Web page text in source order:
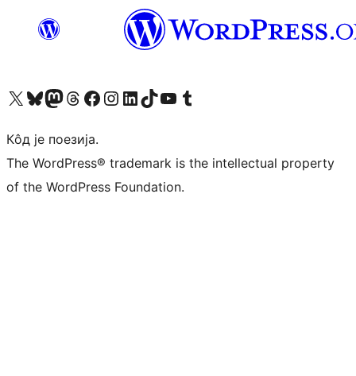
Visit our X (formerly Twitter) account
Посетите наш Bluesky налог
Visit our Mastodon account
Посетите наш налог на Threads-у Visit our Facebook page
Посетите наш Инстаграм налог
Visit our LinkedIn account
Посетите наш TikTok налог
Visit our YouTube channel
Посетите наш Tumblr налог
Кôд је поезија.
The WordPress® trademark is the intellectual property
of the WordPress Foundation.